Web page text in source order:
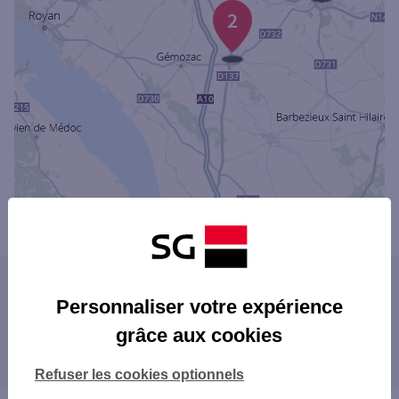
2
Les agences SG dans les départements
16 CHARENTE
Personnaliser votre expérience
grâce aux cookies
Refuser les cookies optionnels